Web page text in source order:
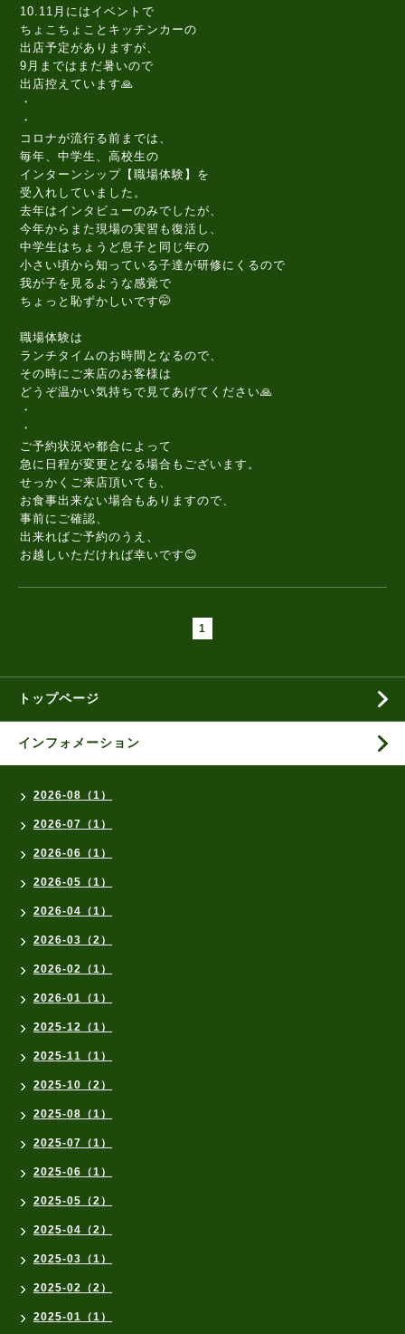
10.11月にはイベントで
ちょこちょことキッチンカーの
出店予定がありますが、
9月まではまだ暑いので
出店控えています🙏
・
・
コロナが流行る前までは、
毎年、中学生、高校生の
インターンシップ【職場体験】を
受入れしていました。
去年はインタビューのみでしたが、
今年からまた現場の実習も復活し、
中学生はちょうど息子と同じ年の
小さい頃から知っている子達が研修にくるので
我が子を見るような感覚で
ちょっと恥ずかしいです🤭
職場体験は
ランチタイムのお時間となるので、
その時にご来店のお客様は
どうぞ温かい気持ちで見てあげてください🙏
・
・
ご予約状況や都合によって
急に日程が変更となる場合もございます。
せっかくご来店頂いても、
お食事出来ない場合もありますので、
事前にご確認、
出来ればご予約のうえ、
お越しいただければ幸いです😊
1
トップページ
インフォメーション
2026-08（1）
2026-07（1）
2026-06（1）
2026-05（1）
2026-04（1）
2026-03（2）
2026-02（1）
2026-01（1）
2025-12（1）
2025-11（1）
2025-10（2）
2025-08（1）
2025-07（1）
2025-06（1）
2025-05（2）
2025-04（2）
2025-03（1）
2025-02（2）
2025-01（1）